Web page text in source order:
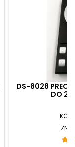
DS-8028
DO
KÓD: